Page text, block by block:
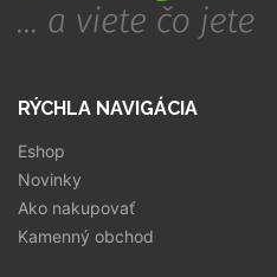
RÝCHLA NAVIGÁCIA
Eshop
Novinky
Ako nakupovať
Kamenný obchod